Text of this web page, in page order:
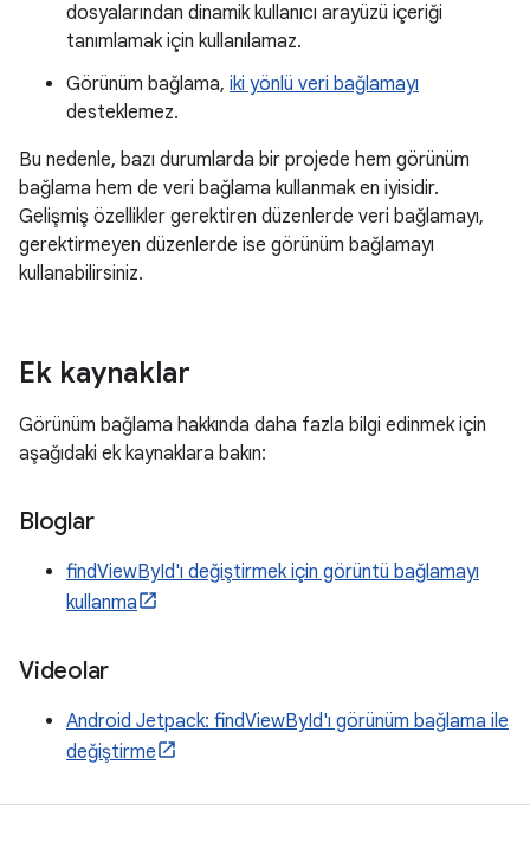
dosyalarından dinamik kullanıcı arayüzü içeriği
tanımlamak için kullanılamaz.
Görünüm bağlama, iki yönlü veri bağlamayı
desteklemez.
Bu nedenle, bazı durumlarda bir projede hem görünüm
bağlama hem de veri bağlama kullanmak en iyisidir.
Gelişmiş özellikler gerektiren düzenlerde veri bağlamayı,
gerektirmeyen düzenlerde ise görünüm bağlamayı
kullanabilirsiniz.
Ek kaynaklar
Görünüm bağlama hakkında daha fazla bilgi edinmek için
aşağıdaki ek kaynaklara bakın:
Bloglar
findViewById'ı değiştirmek için görüntü bağlamayı
kullanma
Videolar
Android Jetpack: findViewById'ı görünüm bağlama ile
değiştirme